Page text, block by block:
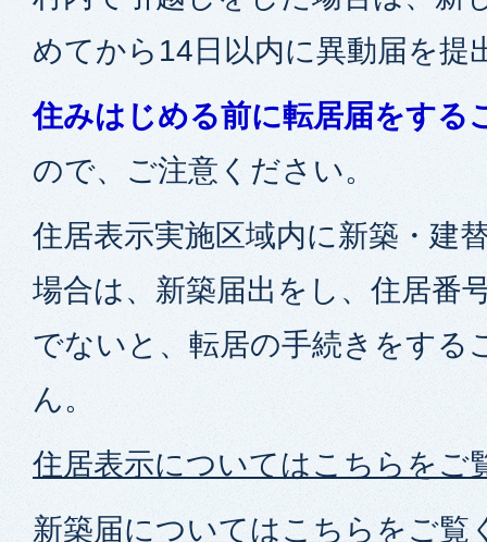
めてから14日以内に異動届を提
住みはじめる前に転居届をする
ので、ご注意ください。
住居表示実施区域内に新築・建
場合は、新築届出をし、住居番
でないと、転居の手続きをする
ん。
住居表示についてはこちらをご
新築届についてはこちらをご覧